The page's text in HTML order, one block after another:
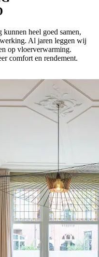
heel goed samen,
Al jaren leggen wij
op vloerverwarming.
comfort en rendement.